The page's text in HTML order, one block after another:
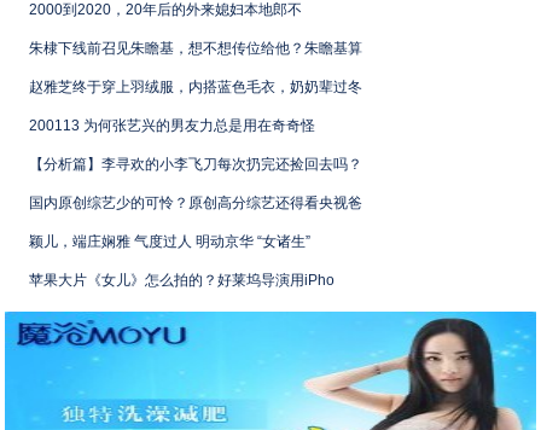
2000到2020，20年后的外来媳妇本地郎不
朱棣下线前召见朱瞻基，想不想传位给他？朱瞻基算
赵雅芝终于穿上羽绒服，内搭蓝色毛衣，奶奶辈过冬
200113 为何张艺兴的男友力总是用在奇奇怪
【分析篇】李寻欢的小李飞刀每次扔完还捡回去吗？
国内原创综艺少的可怜？原创高分综艺还得看央视爸
颖儿，端庄娴雅 气度过人 明动京华 “女诸生”
苹果大片《女儿》怎么拍的？好莱坞导演用iPho